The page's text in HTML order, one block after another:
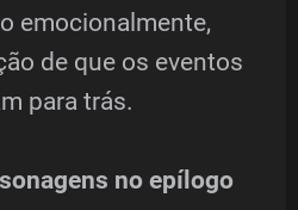
emocionalmente,
de que os eventos
para trás.
no epílogo